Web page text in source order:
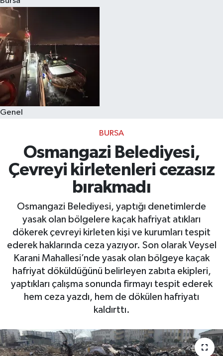
Genel
BURSA
Osmangazi Belediyesi,
Çevreyi kirletenleri cezasız
bırakmadı
Osmangazi Belediyesi, yaptığı denetimlerde
yasak olan bölgelere kaçak hafriyat atıkları
dökerek çevreyi kirleten kişi ve kurumları tespit
ederek haklarında ceza yazıyor. Son olarak Veysel
Karani Mahallesi’nde yasak olan bölgeye kaçak
hafriyat döküldüğünü belirleyen zabıta ekipleri,
yaptıkları çalışma sonunda firmayı tespit ederek
hem ceza yazdı, hem de dökülen hafriyatı
kaldırttı.
Sağlık
Dünya
Magazin
Kültür & Sanat
Teknoloji
Genel
Bilim, Teknoloji